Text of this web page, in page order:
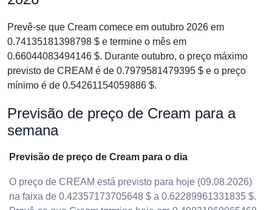
Prevê-se que Cream comece em outubro 2026 em
0.74135181398798 $ e termine o mês em
0.66044083494146 $. Durante outubro, o preço máximo
previsto de CREAM é de 0.7979581479395 $ e o preço
mínimo é de 0.54261154059886 $.
Previsão de preço de Cream para a
semana
Previsão de preço de Cream para o dia
O preço de CREAM está previsto para hoje (09.08.2026)
na faixa de 0.42357173705648 $ a 0.62289961331835 $.